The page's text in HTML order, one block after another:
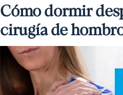
Cómo dormir
cirugía de